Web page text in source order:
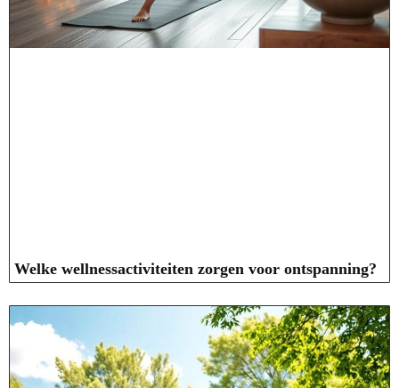
Welke wellnessactiviteiten zorgen voor ontspanning?